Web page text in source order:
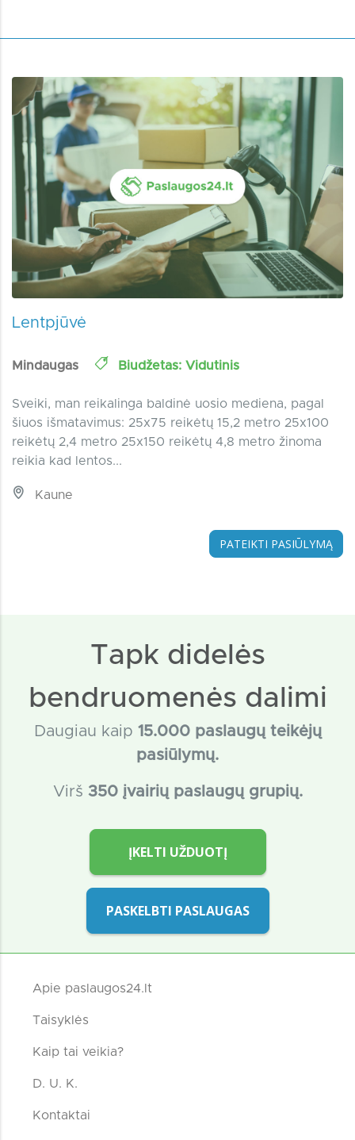
Lentpjūvė
Mindaugas Biudžetas: Vidutinis
Sveiki, man reikalinga baldinė uosio mediena, pagal
šiuos išmatavimus: 25x75 reikėtų 15,2 metro 25x100
reikėtų 2,4 metro 25x150 reikėtų 4,8 metro žinoma
reikia kad lentos...
Kaune
PATEIKTI PASIŪLYMĄ
Tapk didelės
bendruomenės dalimi
Daugiau kaip 15.000 paslaugų teikėjų
pasiūlymų.
Virš 350 įvairių paslaugų grupių.
ĮKELTI UŽDUOTĮ
PASKELBTI PASLAUGAS
Apie paslaugos24.lt
Taisyklės
Kaip tai veikia?
D. U. K.
Kontaktai